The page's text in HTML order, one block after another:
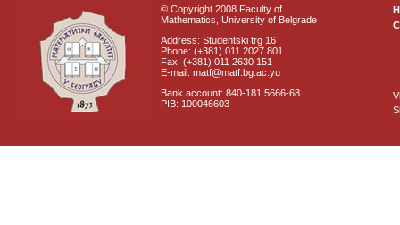
© Copyright 2008 Faculty of
Mathematics, University of Belgrade
Address: Studentski trg 16
Phone: (+381) 011 2027 801
Fax: (+381) 011 2630 151
E-mail: matf@matf.bg.ac.yu
Bank account: 840-181 5666-68
PIB: 100046603